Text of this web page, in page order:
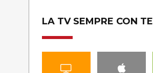
LA TV SEMPRE CON TE